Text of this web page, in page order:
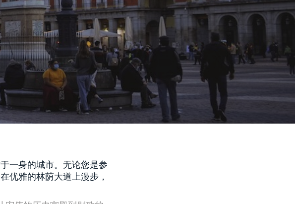
一身的城市。无论您是参
优雅的林荫大道上漫步，